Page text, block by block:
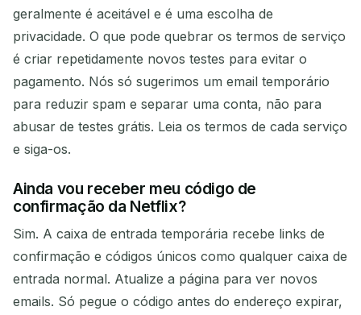
geralmente é aceitável e é uma escolha de
privacidade. O que pode quebrar os termos de serviço
é criar repetidamente novos testes para evitar o
pagamento. Nós só sugerimos um email temporário
para reduzir spam e separar uma conta, não para
abusar de testes grátis. Leia os termos de cada serviço
e siga-os.
Ainda vou receber meu código de
confirmação da Netflix?
Sim. A caixa de entrada temporária recebe links de
confirmação e códigos únicos como qualquer caixa de
entrada normal. Atualize a página para ver novos
emails. Só pegue o código antes do endereço expirar,